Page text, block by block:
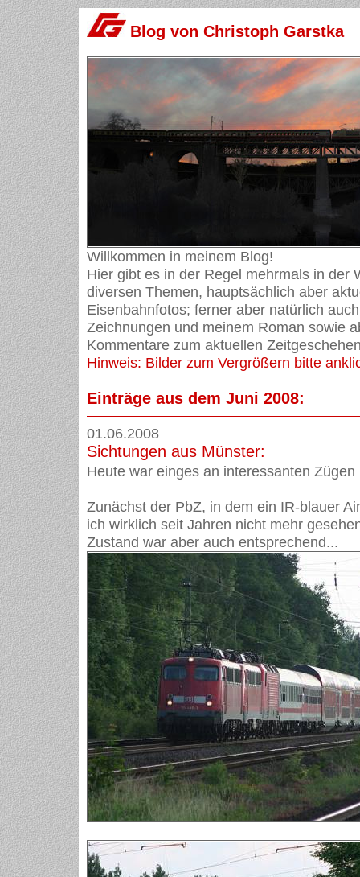
Blog von Christoph Garstka
Willkommen in meinem Blog!
Hier gibt es in der Regel mehrmals in der
diversen Themen, hauptsächlich aber
Eisenbahnfotos; ferner aber natürlich
Zeichnungen und meinem Roman sowie
Kommentare zum aktuellen
Hinweis: Bilder zum Vergrößern bitte
Einträge aus dem Juni 2008:
01.06.2008
Sichtungen aus Münster:
Heute war einges an interessanten Zügen
Zunächst der PbZ, in dem ein IR-blauer
ich wirklich seit Jahren nicht mehr
Zustand war aber auch entsprechend...